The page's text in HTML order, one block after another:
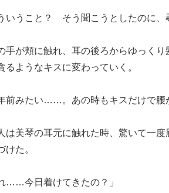
いうこと？ そう聞こうとしたのに、
手が頬に触れ、耳の後ろからゆっくり
るようなキスに変わっていく。
前みたい……。あの時もキスだけで腰
は美琴の耳元に触れた時、驚いて一度
けた。
……今日着けてきたの？」